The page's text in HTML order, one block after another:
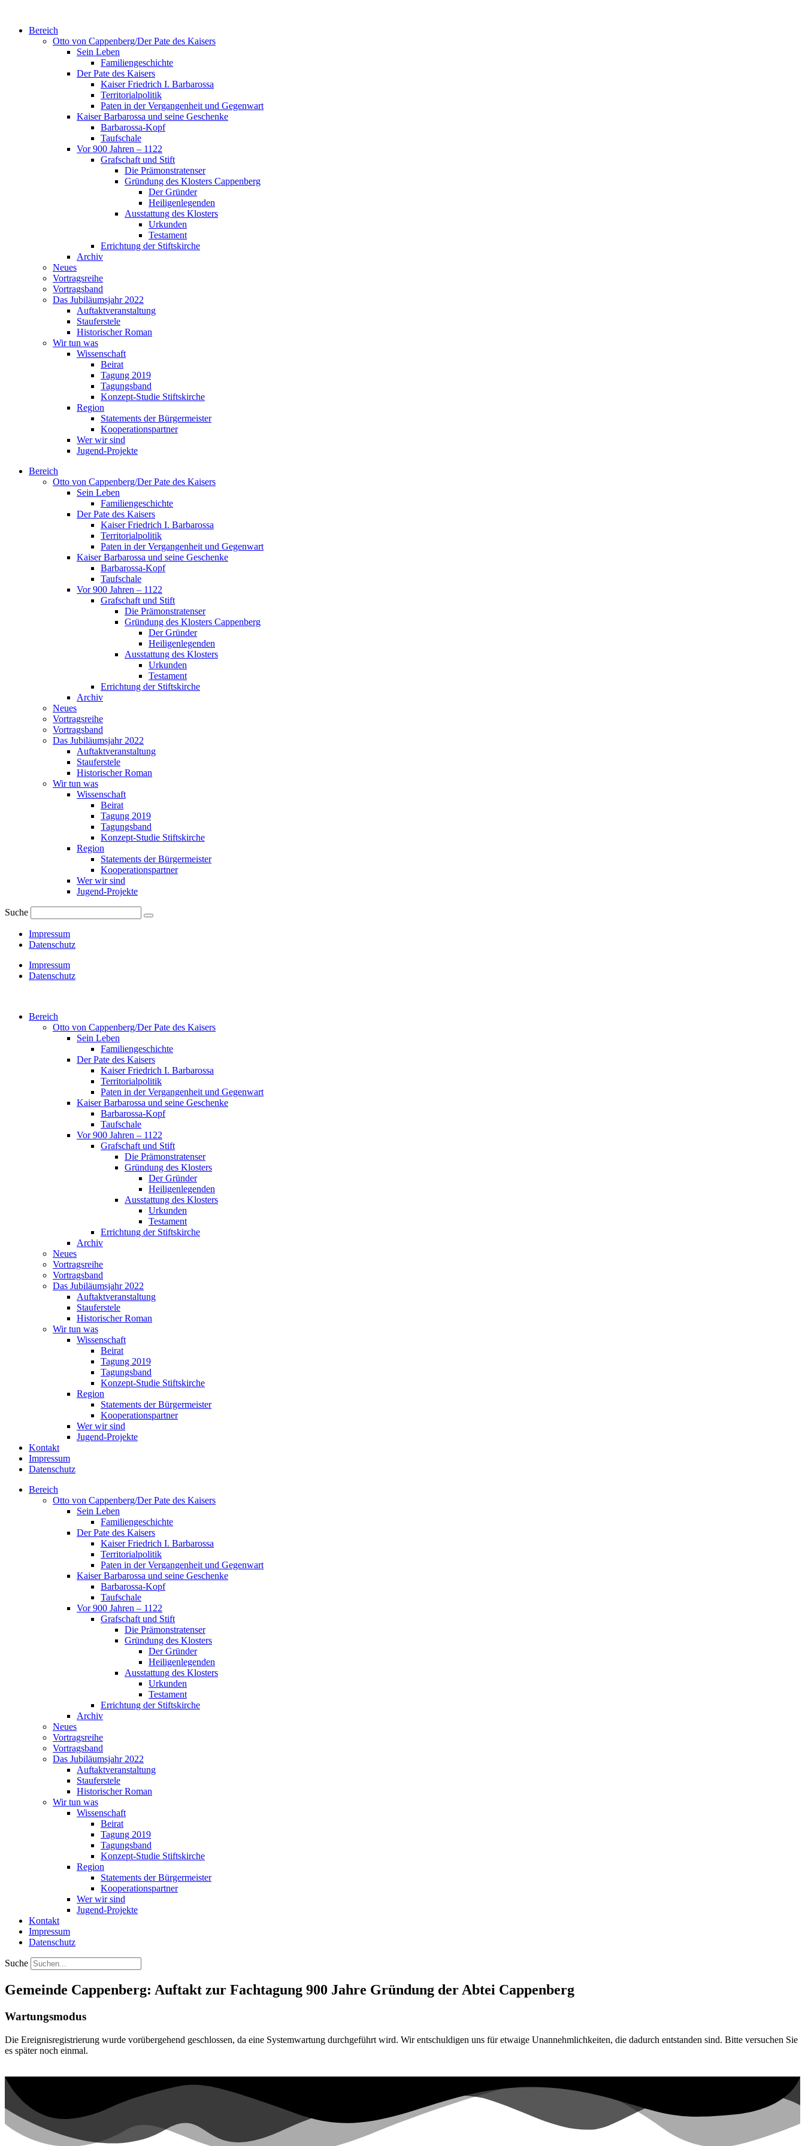
wechselnBereich
Otto von Cappenberg/Der Pate des Kaisers
Sein Leben
Familiengeschichte
Der Pate des Kaisers
Kaiser Friedrich I. Barbarossa
Territorialpolitik
Paten in der Vergangenheit und Gegenwart
Kaiser Barbarossa und seine Geschenke
Barbarossa-Kopf
Taufschale
Vor 900 Jahren – 1122
Grafschaft und Stift
Die Prämonstratenser
Gründung des Klosters Cappenberg
Der Gründer
Heiligenlegenden
Ausstattung des Klosters
Urkunden
Testament
Errichtung der Stiftskirche
Archiv
Neues
Vortragsreihe
Vortragsband
Das Jubiläumsjahr 2022
Auftaktveranstaltung
Stauferstele
Historischer Roman
Wir tun was
Wissenschaft
Beirat
Tagung 2019
Tagungsband
Konzept-Studie Stiftskirche
Region
Statements der Bürgermeister
Kooperationspartner
Wer wir sind
Jugend-Projekte
Bereich
Otto von Cappenberg/Der Pate des Kaisers
Sein Leben
Familiengeschichte
Der Pate des Kaisers
Kaiser Friedrich I. Barbarossa
Territorialpolitik
Paten in der Vergangenheit und Gegenwart
Kaiser Barbarossa und seine Geschenke
Barbarossa-Kopf
Taufschale
Vor 900 Jahren – 1122
Grafschaft und Stift
Die Prämonstratenser
Gründung des Klosters Cappenberg
Der Gründer
Heiligenlegenden
Ausstattung des Klosters
Urkunden
Testament
Errichtung der Stiftskirche
Archiv
Neues
Vortragsreihe
Vortragsband
Das Jubiläumsjahr 2022
Auftaktveranstaltung
Stauferstele
Historischer Roman
Wir tun was
Wissenschaft
Beirat
Tagung 2019
Tagungsband
Konzept-Studie Stiftskirche
Region
Statements der Bürgermeister
Kooperationspartner
Wer wir sind
Jugend-Projekte
Suche
Impressum
Datenschutz
Impressum
Datenschutz
Bereich
Otto von Cappenberg/Der Pate des Kaisers
Sein Leben
Familiengeschichte
Der Pate des Kaisers
Kaiser Friedrich I. Barbarossa
Territorialpolitik
Paten in der Vergangenheit und Gegenwart
Kaiser Barbarossa und seine Geschenke
Barbarossa-Kopf
Taufschale
Vor 900 Jahren – 1122
Grafschaft und Stift
Die Prämonstratenser
Gründung des Klosters
Der Gründer
Heiligenlegenden
Ausstattung des Klosters
Urkunden
Testament
Errichtung der Stiftskirche
Archiv
Neues
Vortragsreihe
Vortragsband
Das Jubiläumsjahr 2022
Auftaktveranstaltung
Stauferstele
Historischer Roman
Wir tun was
Wissenschaft
Beirat
Tagung 2019
Tagungsband
Konzept-Studie Stiftskirche
Region
Statements der Bürgermeister
Kooperationspartner
Wer wir sind
Jugend-Projekte
Kontakt
Impressum
Datenschutz
Bereich
Otto von Cappenberg/Der Pate des Kaisers
Sein Leben
Familiengeschichte
Der Pate des Kaisers
Kaiser Friedrich I. Barbarossa
Territorialpolitik
Paten in der Vergangenheit und Gegenwart
Kaiser Barbarossa und seine Geschenke
Barbarossa-Kopf
Taufschale
Vor 900 Jahren – 1122
Grafschaft und Stift
Die Prämonstratenser
Gründung des Klosters
Der Gründer
Heiligenlegenden
Ausstattung des Klosters
Urkunden
Testament
Errichtung der Stiftskirche
Archiv
Neues
Vortragsreihe
Vortragsband
Das Jubiläumsjahr 2022
Auftaktveranstaltung
Stauferstele
Historischer Roman
Wir tun was
Wissenschaft
Beirat
Tagung 2019
Tagungsband
Konzept-Studie Stiftskirche
Region
Statements der Bürgermeister
Kooperationspartner
Wer wir sind
Jugend-Projekte
Kontakt
Impressum
Datenschutz
Suche
Gemeinde Cappenberg: Auftakt zur Fachtagung 900 Jahre Gründung der Abtei Cappenberg
Wartungsmodus
Die Ereignisregistrierung wurde vorübergehend geschlossen, da eine Systemwartung durchgeführt wird. Wir entschuldigen uns für etwaige Unannehmlichkeiten, die dadurch entstanden sind. Bitte versuchen Sie
es später noch einmal.